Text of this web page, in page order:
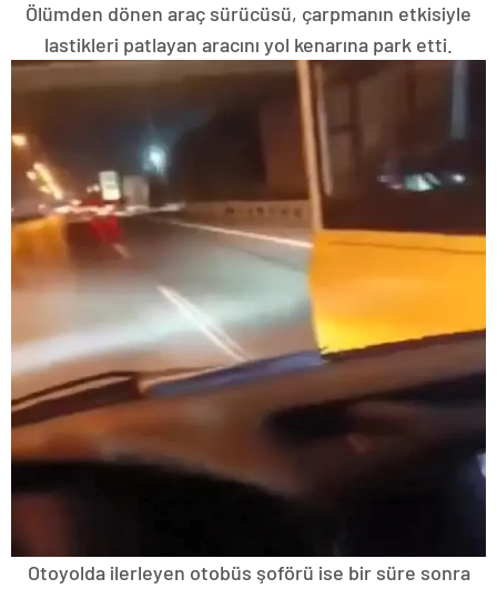
Ölümden dönen araç sürücüsü, çarpmanın etkisiyle
lastikleri patlayan aracını yol kenarına park etti.
Otoyolda ilerleyen otobüs şoförü ise bir süre sonra